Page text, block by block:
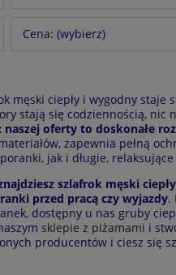
Cena: (wybierz)
męski ciepły i wygodny staje
stają się codziennością, nic
naszej oferty to doskonałe
zapewnia pełną
jak i długie,
szlafrok męski
przed pracą czy wyjazdy.
dostępny u nas gruby
sklepie z piżamami i
producentów i ciesz się